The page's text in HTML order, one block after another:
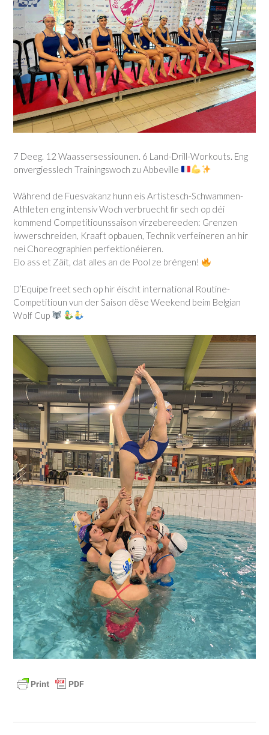
7 Deeg. 12 Waassersessiounen. 6 Land-Drill-Workouts. Eng
onvergiesslech Trainingswoch zu Abbeville
Während de Fuesvakanz hunn eis Artistesch-Schwammen-
Athleten eng intensiv Woch verbruecht fir sech op déi
kommend Competitiounssaison virzebereeden: Grenzen
iwwerschreiden, Kraaft opbauen, Technik verfeineren an hir
nei Choreographien perfektionéieren.
Elo ass et Zäit, dat alles an de Pool ze bréngen!
D’Equipe freet sech op hir éischt international Routine-
Competitioun vun der Saison dëse Weekend beim Belgian
Wolf Cup